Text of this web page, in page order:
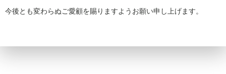
今後とも変わらぬご愛顧を賜りますようお願い申し上げます。